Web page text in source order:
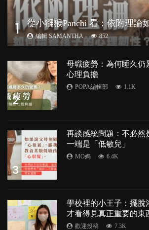
1 編輯 SAMANTHA 852
2
母職疲勞：為何睡久仍
心理負擔
POPA編輯部 1.1K
3
再談感統問題：不必然
一端是「低敏兒」
MO媽 6.4K
學校裡的小王子：擺脫
才看得見真正重要的東
歡迎投稿 7.3K